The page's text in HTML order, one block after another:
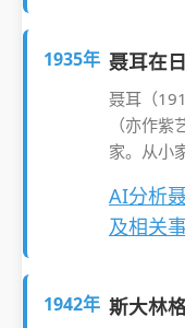
1935年 聂耳在
聂耳（
（亦作
家。从小
AI分析
及相关
1942年 斯大林